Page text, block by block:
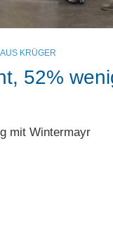
KRÜGER
52%
mit Wintermayr